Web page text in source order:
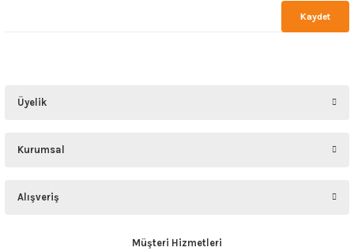
Kaydet
Üyelik
Kurumsal
Alışveriş
Müşteri Hizmetleri